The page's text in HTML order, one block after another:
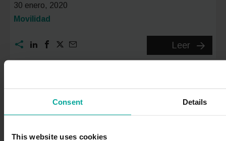
Consent Details
This website uses cookies
30 enero, 2020
Categoría:
Movilidad
Leer
o
saber
« 1 2